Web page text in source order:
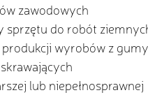
zawodowych
sprzętu do robót
wyrobów z
lub niepełnosprawnej